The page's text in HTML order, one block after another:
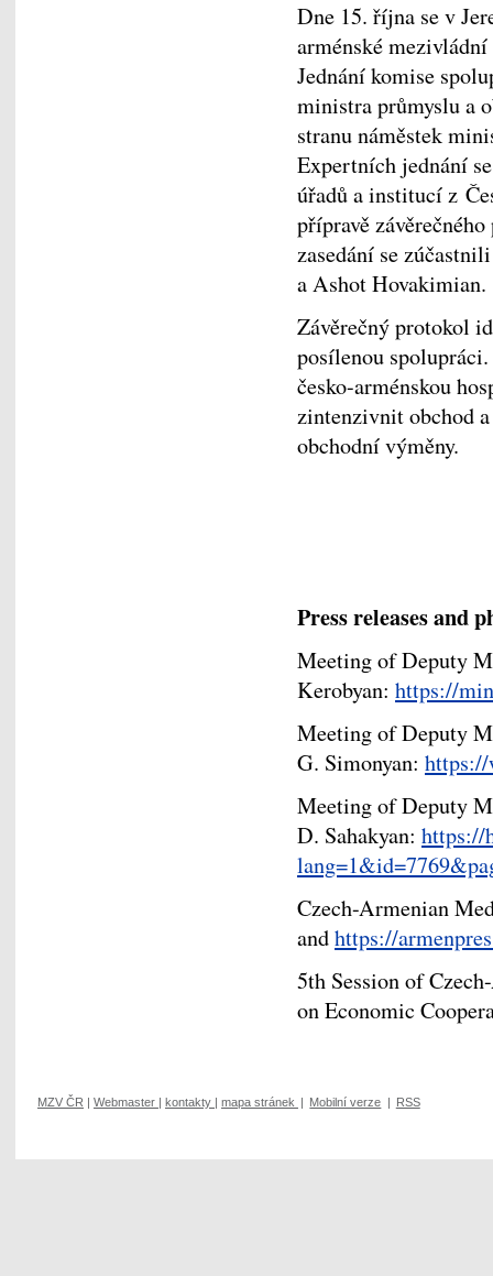
Dne 15. října se v
arménské
Jednání komise
ministra průmyslu a
stranu náměstek
Expertních jednání
úřadů a institucí z
přípravě
zasedání se
a Ashot Hovakimian.
Závěrečný protokol
posílenou
česko-arménskou
zintenzivnit obchod
obchodní výměny.
Press releases and
Meeting of Deputy
Kerobyan: https://
Meeting of Deputy
G. Simonyan:
Meeting of Deputy
D. Sahakyan: https://
Czech-Armenian
andhttps://
5th Session of
on Economic
MZV ČR | Webmaster | kontakty | mapa stránek | Mobilní verze | RSS